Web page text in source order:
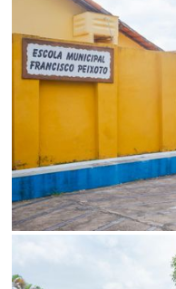
Limite de download
Status